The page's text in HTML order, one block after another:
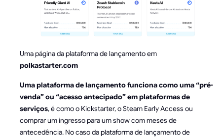
Uma página da plataforma de lançamento em
polkastarter.com
Uma plataforma de lançamento funciona como uma “pré-
venda” ou “acesso antecipado” em plataformas de
serviços, é como o Kickstarter, o Steam Early Access ou
comprar um ingresso para um show com meses de
antecedência. No caso da plataforma de lançamento de